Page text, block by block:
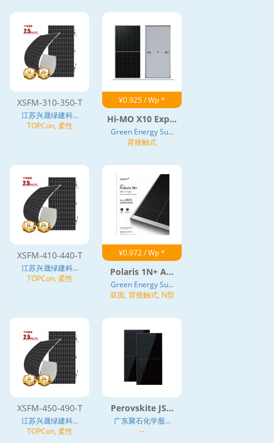
XSFM-310-350-T
江苏兴晟绿建科...
TOPCon, 柔性
¥0.925 / Wp *
Hi-MO X10 Exp...
Green Energy Su...
背接触式
XSFM-410-440-T
江苏兴晟绿建科...
TOPCon, 柔性
¥0.972 / Wp *
Polaris 1N+ A...
Green Energy Su...
双面, 背接触式, N型
XSFM-450-490-T
江苏兴晟绿建科...
TOPCon, 柔性
Perovskite JS...
广东聚石化学股...
--